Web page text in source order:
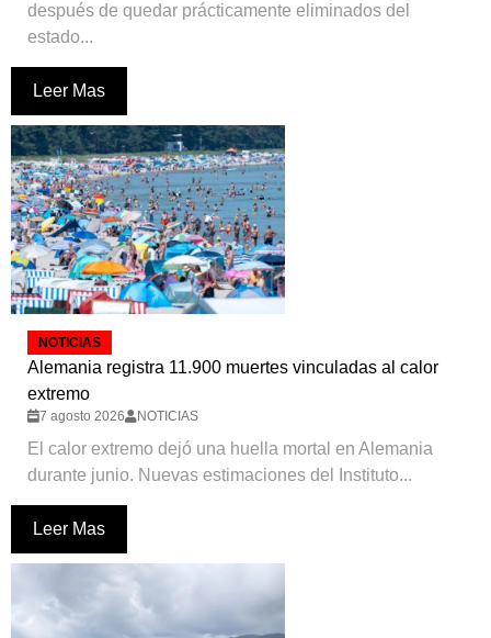
después de quedar prácticamente eliminados del
estado...
Leer Mas
NOTICIAS
Alemania registra 11.900 muertes vinculadas al calor
extremo
7 agosto 2026 NOTICIAS
El calor extremo dejó una huella mortal en Alemania
durante junio. Nuevas estimaciones del Instituto...
Leer Mas